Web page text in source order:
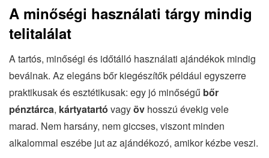
A minőségi használati tárgy mindig
telitalálat
A tartós, minőségi és időtálló használati ajándékok mindig
beválnak. Az elegáns bőr kiegészítők például egyszerre
praktikusak és esztétikusak: egy jó minőségű bőr
pénztárca, kártyatartó vagyöv hosszú évekig vele
marad. Nem harsány, nem giccses, viszont minden
alkalommal eszébe jut az ajándékozó, amikor kézbe veszi.